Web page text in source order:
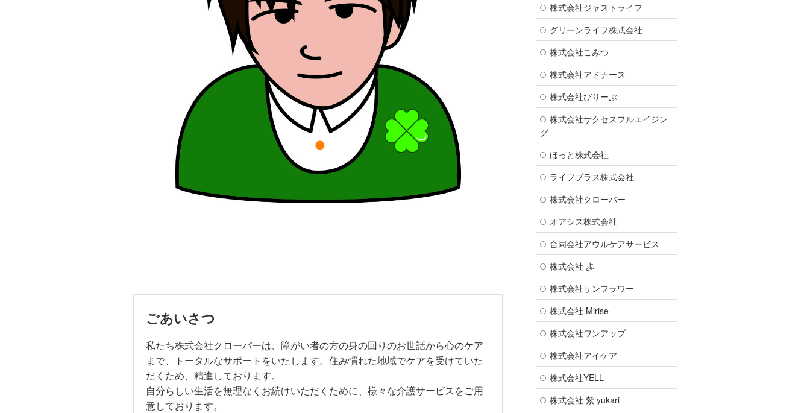
ごあいさつ
私たち株式会社クローバーは、障がい者の方の身の回りのお世話から心のケア
まで、トータルなサポートをいたします。住み慣れた地域でケアを受けていた
だくため、精進しております。
自分らしい生活を無理なくお続けいただくために、様々な介護サービスをご用
意しております。
株式会社ジャストライフ
グリーンライフ株式会社
株式会社こみつ
株式会社アドナース
株式会社びりーぶ
株式会社サクセスフルエイジン
グ
ほっと株式会社
ライフプラス株式会社
株式会社クローバー
オアシス株式会社
合同会社アウルケアサービス
株式会社 歩
株式会社サンフラワー
株式会社 Mirise
株式会社ワンアップ
株式会社アイケア
株式会社YELL
株式会社 紫 yukari